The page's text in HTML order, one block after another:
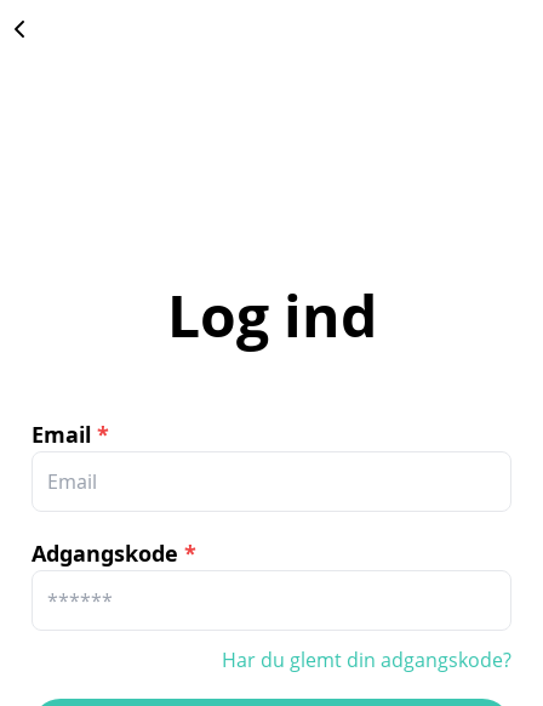
Log ind
Email *
Adgangskode *
Har du glemt din adgangskode?